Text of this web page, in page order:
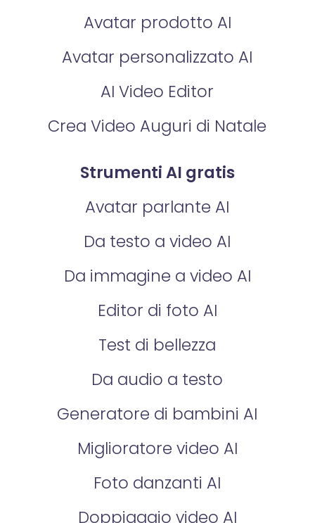
Avatar prodotto AI
Avatar personalizzato AI
AI Video Editor
Crea Video Auguri di Natale
Strumenti AI gratis
Avatar parlante AI
Da testo a video AI
Da immagine a video AI
Editor di foto AI
Test di bellezza
Da audio a testo
Generatore di bambini AI
Miglioratore video AI
Foto danzanti AI
Doppiaggio video AI